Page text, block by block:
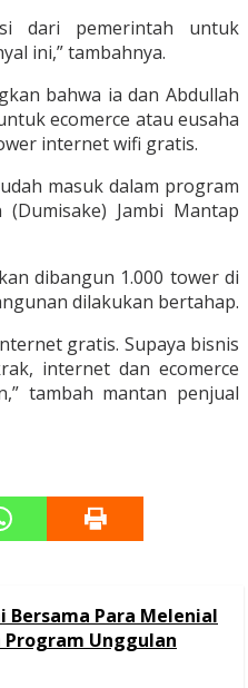
dari pemerintah untuk
ini,” tambahnya.
bahwa ia dan Abdullah
ecomerce atau eusaha
internet wifi gratis.
masuk dalam program
Jambi Mantap
dibangun 1.000 tower di
dilakukan bertahap.
gratis. Supaya bisnis
internet dan ecomerce
tambah mantan penjual
Bersama Para Melenial
Program Unggulan